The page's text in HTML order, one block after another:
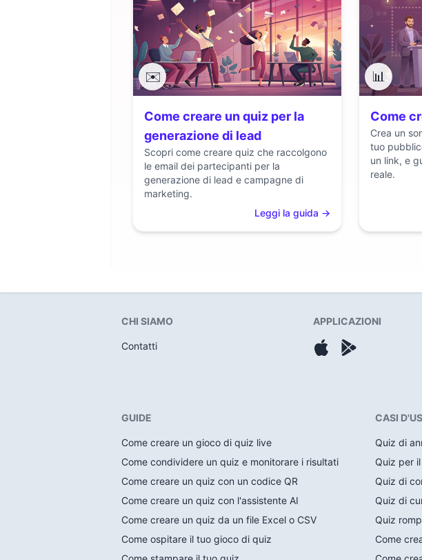
✉️
Come creare un quiz per la
generazione di lead
Scopri come creare quiz che raccolgono
le email dei partecipanti per la
generazione di lead e campagne di
marketing.
Leggi la guida →
📊
Come
Crea un
tuo
un link, e
reale.
CHI SIAMO
Contatti
APPLICAZIONI
GUIDE
Come creare un gioco di quiz live
Come condividere un quiz e monitorare i risultati
Come creare un quiz con un codice QR
Come creare un quiz con l'assistente AI
Come creare un quiz da un file Excel o CSV
Come ospitare il tuo gioco di quiz
CASI
Quiz di
Quiz per
Quiz di
Quiz di
Quiz
Come